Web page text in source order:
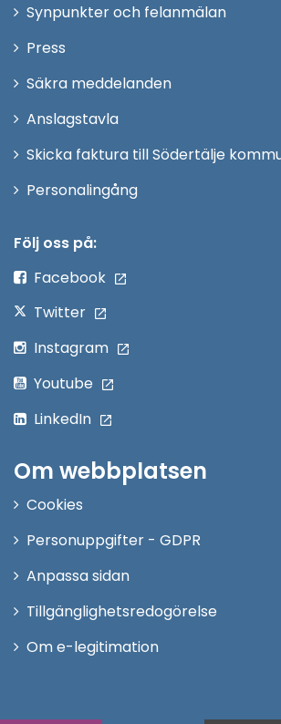
Synpunkter och felanmälan
Press
fönster
Säkra meddelanden
Anslagstavla
Skicka faktura till Södertälje
PersonalingångÖppna
Följ oss på:
Facebook
Twitter
Instagram
Youtube
LinkedIn
Om webbplatsen
Cookies
Personuppgifter - GDPR
Anpassa sidan
Tillgänglighetsredogörelse
Om e-legitimation